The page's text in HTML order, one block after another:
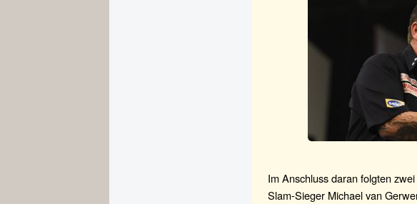
Im Anschluss daran folgten
Slam-Sieger Michael van